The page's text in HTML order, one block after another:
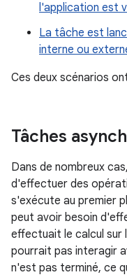
l'application est
La tâche est
interne ou
Ces deux scénarios
Tâches
Dans de nombreux
d'effectuer des
s'exécute au premier
peut avoir besoin
effectuait le calcul sur
pourrait pas interagir
n'est pas terminé, ce